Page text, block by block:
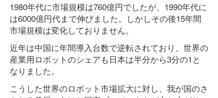
1980年代に市場規模は760億円でしたが、1990年代に
は6000億円代まで伸びました。しかしその後15年間
市場規模は変化しておりません。
近年は中国に年間導入台数で逆転されており、世界の
産業用ロボットのシェアも日本は半分から3分の1と
なりました。
こうした世界のロボット市場拡大に対し、我が国のさ